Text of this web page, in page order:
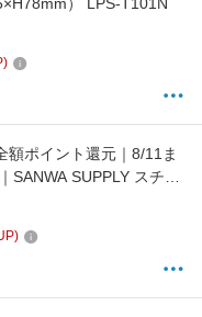
額ポイント還元｜8/11ま
SANWA SUPPLY スチー
ンラック
） RAC-EC7SN2